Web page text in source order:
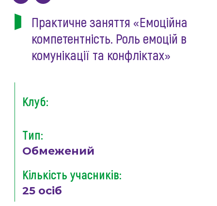
Практичне заняття «Емоційна
компетентність. Роль емоцій в
комунікації та конфліктах»
Клуб:
Тип:
Обмежений
Кількість учасників:
25 осіб